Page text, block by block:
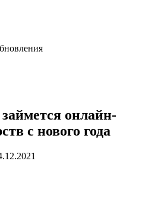
онлайн-
с нового года